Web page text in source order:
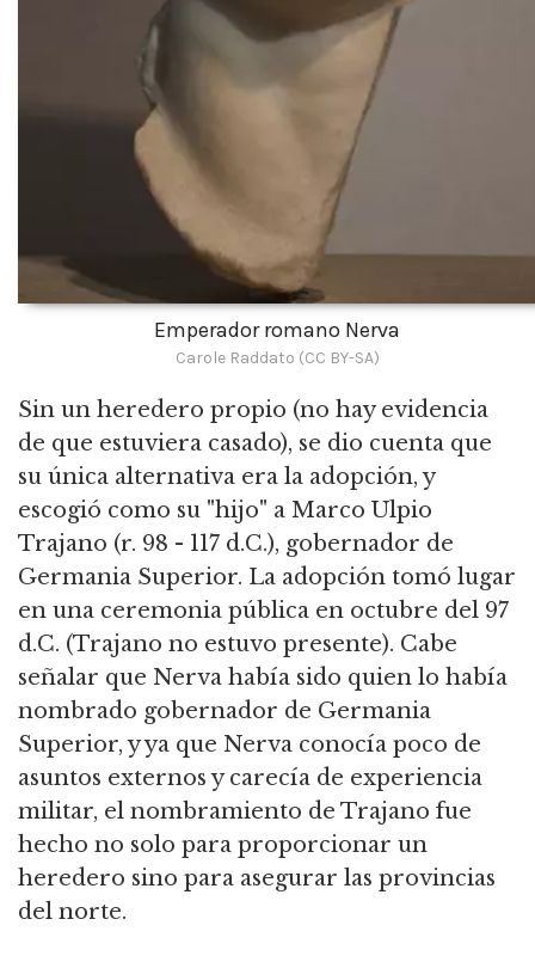
Emperador romano Nerva
Carole Raddato (CC BY-SA)
Sin un heredero propio (no hay evidencia
de que estuviera casado), se dio cuenta que
su única alternativa era la adopción, y
escogió como su "hijo" a Marco Ulpio
Trajano (r. 98 - 117 d.C.), gobernador de
Germania Superior. La adopción tomó lugar
en una ceremonia pública en octubre del 97
d.C. (Trajano no estuvo presente). Cabe
señalar que Nerva había sido quien lo había
nombrado gobernador de Germania
Superior, y ya que Nerva conocía poco de
asuntos externos y carecía de experiencia
militar, el nombramiento de Trajano fue
hecho no solo para proporcionar un
heredero sino para asegurar las provincias
del norte.